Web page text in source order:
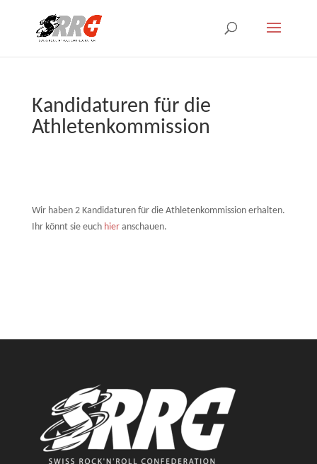
Kandidaturen für die
Athletenkommission
Wir haben 2 Kandidaturen für die Athletenkommission erhalten.
Ihr könnt sie euch hieranschauen.